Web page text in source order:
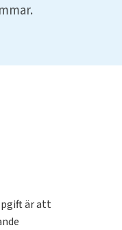
är att